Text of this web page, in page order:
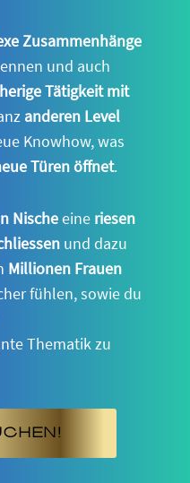
Zusammenhänge
und auch
Tätigkeit mit
anderen Level
Knowhow, was
Türen öffnet.
Nischeeine riesen
und dazu
Millionen Frauen
fühlen, sowie du
Thematik zu